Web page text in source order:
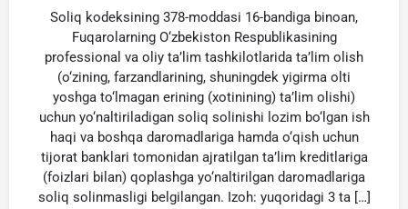
Soliq kodeksining 378-moddasi 16-bandiga binoan,
Fuqarolarning O‘zbekiston Respublikasining
professional va oliy ta’lim tashkilotlarida ta’lim olish
(o‘zining, farzandlarining, shuningdek yigirma olti
yoshga to‘lmagan erining (xotinining) ta’lim olishi)
uchun yo‘naltiriladigan soliq solinishi lozim bo‘lgan ish
haqi va boshqa daromadlariga hamda o‘qish uchun
tijorat banklari tomonidan ajratilgan ta’lim kreditlariga
(foizlari bilan) qoplashga yo‘naltirilgan daromadlariga
soliq solinmasligi belgilangan. Izoh: yuqoridagi 3 ta […]